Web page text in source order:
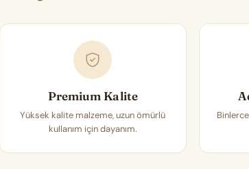
Premium Kalite
Yüksek kalite malzeme, uzun ömürlü
kullanım için dayanım.